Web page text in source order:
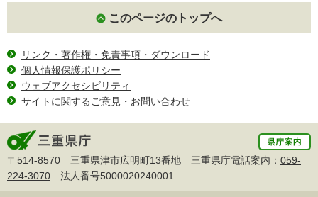
このページのトップへ
リンク・著作権・免責事項・ダウンロード
個人情報保護ポリシー
ウェブアクセシビリティ
サイトに関するご意見・お問い合わせ
〒514-8570 三重県津市広明町13番地 三重県庁電話案内： 059-
224-3070 法人番号5000020240001